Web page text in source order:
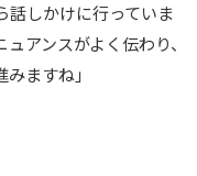
話しかけに行っていま
アンスがよく伝わり、
ますね」